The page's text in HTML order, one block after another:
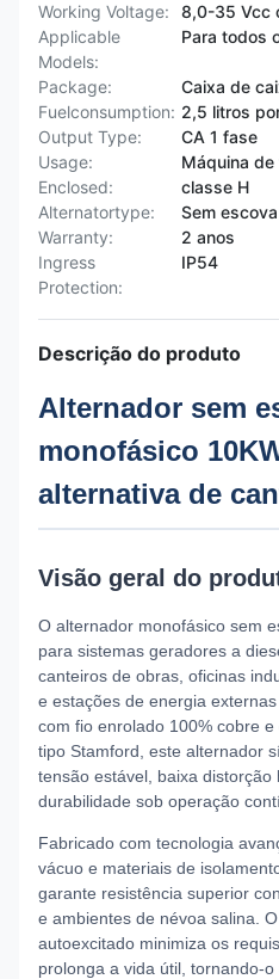
Working Voltage:
8,0-35 Vcc
Applicable
Models:
Para todos
Package:
Caixa de
Fuelconsumption: 2,5 litros
Output Type:
CA 1 fase
Usage:
Máquina
Enclosed:
classe H
Alternatortype:
Sem escova
Warranty:
2 anos
Ingress
Protection:
IP54
Descrição do produto
Alternador sem
monofásico
alternativa de
Visão geral do
O alternador monofásico sem
para sistemas geradores a
canteiros de obras, oficinas
e estações de energia
com fio enrolado 100% cobre
tipo Stamford, este alternador
tensão estável, baixa distorção
durabilidade sob operação
Fabricado com tecnologia
vácuo e materiais de
garante resistência superior
e ambientes de névoa salina.
autoexcitado minimiza os
prolonga a vida útil, tornando-